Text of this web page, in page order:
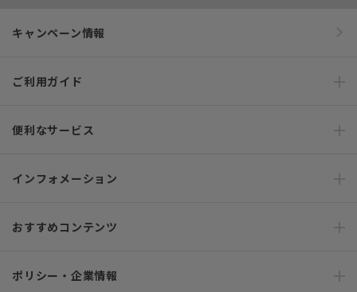
キャンペーン情報
ご利用ガイド
便利なサービス
インフォメーション
おすすめコンテンツ
ポリシー・企業情報